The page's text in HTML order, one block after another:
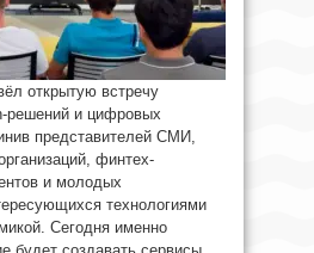
открытую встречу
решений и цифровых
представителей СМИ,
финтех-
и молодых
технологиями
Сегодня именно